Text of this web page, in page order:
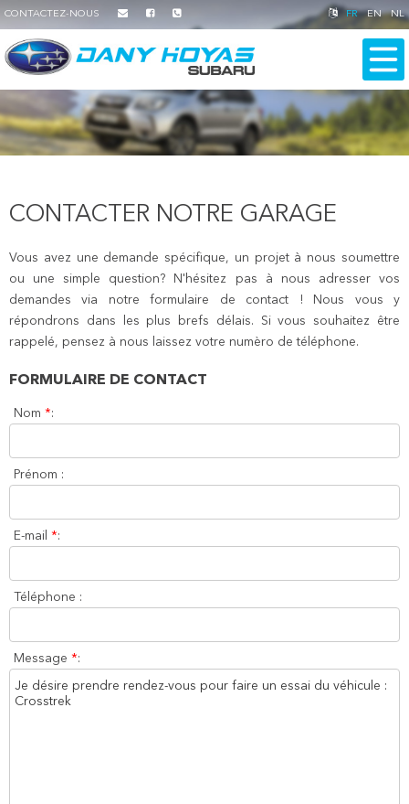
CONTACTEZ-NOUS FR EN NL
CONTACTER NOTRE GARAGE
Vous avez une demande spécifique, un projet à nous soumettre
ou une simple question? N'hésitez pas à nous adresser vos
demandes via notre formulaire de contact ! Nous vous y
répondrons dans les plus brefs délais. Si vous souhaitez être
rappelé, pensez à nous laissez votre numèro de téléphone.
FORMULAIRE DE CONTACT
Nom *:
Prénom :
E-mail *:
Téléphone :
Message *: